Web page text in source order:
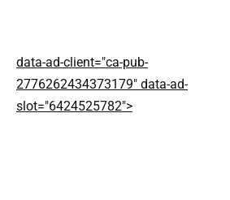
data-ad-client="ca-pub-
2776262434373179" data-ad-
slot="6424525782">